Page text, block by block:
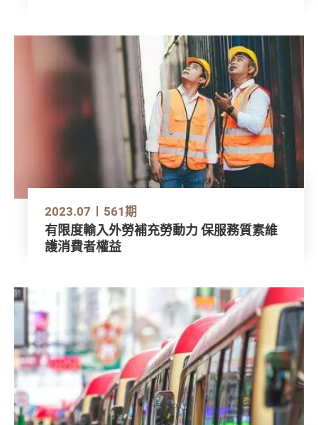
2023.07 561期
有限度輸入外勞補充勞動力 保服務質素維
護消費者權益